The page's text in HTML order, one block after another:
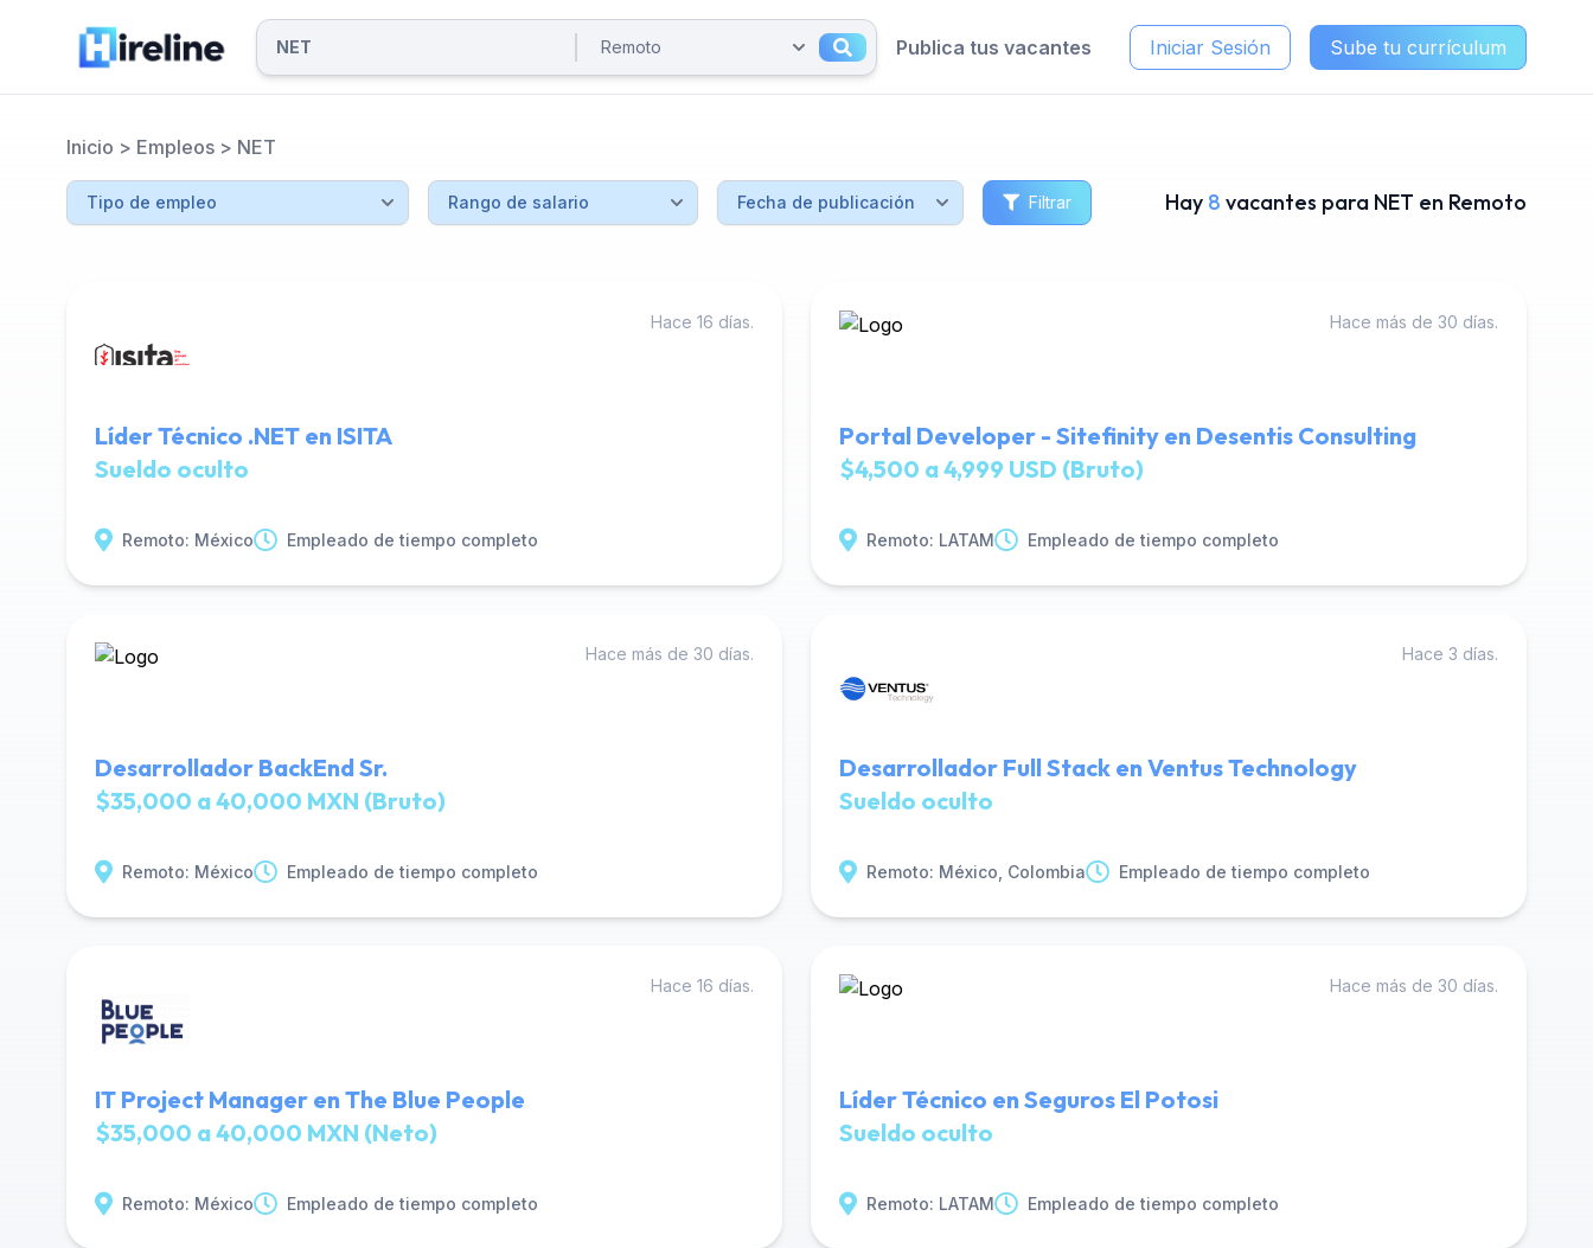
Publica tus vacantes Iniciar Sesión Sube tu currículum
Inicio > Empleos > NET
Filtrar Hay 8 vacantes para NET en Remoto
Hace 16 días.
Líder Técnico .NET en ISITA
Sueldo oculto
Remoto: México Empleado de tiempo completo
Hace más de 30 días.
Portal Developer - Sitefinity en Desentis Consulting
$4,500 a 4,999 USD (Bruto)
Remoto: LATAM Empleado de tiempo completo
Hace más de 30 días.
Desarrollador BackEnd Sr.
$35,000 a 40,000 MXN (Bruto)
Remoto: México Empleado de tiempo completo
Hace 3 días.
Desarrollador Full Stack en Ventus Technology
Sueldo oculto
Remoto: México, Colombia Empleado de tiempo completo
Hace 16 días.
IT Project Manager en The Blue People
$35,000 a 40,000 MXN (Neto)
Remoto: México Empleado de tiempo completo
Hace más de 30 días.
Líder Técnico en Seguros El Potosi
Sueldo oculto
Remoto: LATAM Empleado de tiempo completo